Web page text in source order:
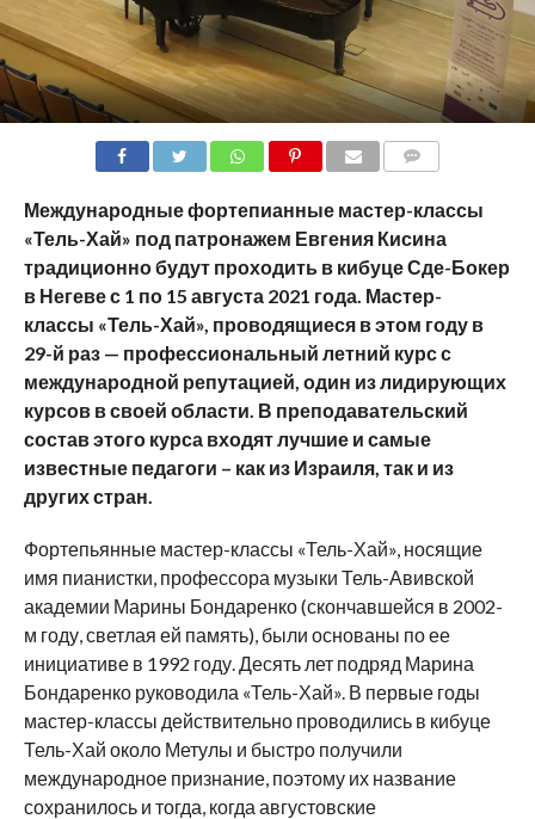
Международные фортепианные мастер-классы
«Тель-Хай» под патронажем Евгения Кисина
традиционно будут проходить в кибуце Сде-Бокер
в Негеве с 1 по 15 августа 2021 года. Мастер-
классы «Тель-Хай», проводящиеся в этом году в
29-й раз — профессиональный летний курс с
международной репутацией, один из лидирующих
курсов в своей области. В преподавательский
состав этого курса входят лучшие и самые
известные педагоги – как из Израиля, так и из
других стран.
Фортепьянные мастер-классы «Тель-Хай», носящие
имя пианистки, профессора музыки Тель-Авивской
академии Марины Бондаренко (скончавшейся в 2002-
м году, светлая ей память), были основаны по ее
инициативе в 1992 году. Десять лет подряд Марина
Бондаренко руководила «Тель-Хай». В первые годы
мастер-классы действительно проводились в кибуце
Тель-Хай около Метулы и быстро получили
международное признание, поэтому их название
сохранилось и тогда, когда августовские